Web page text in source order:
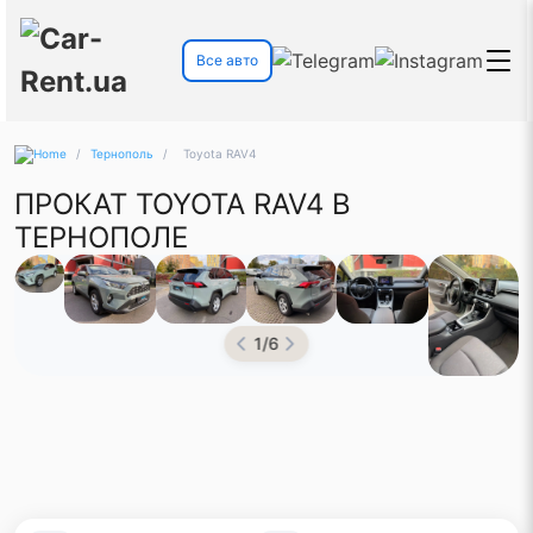
Все авто
/ Тернополь / Toyota RAV4
ПРОКАТ TOYOTA RAV4 В
ТЕРНОПОЛЕ
1/6